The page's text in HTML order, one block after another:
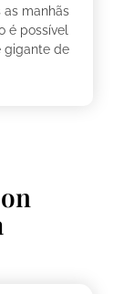
manhãs
é possível
gigante de